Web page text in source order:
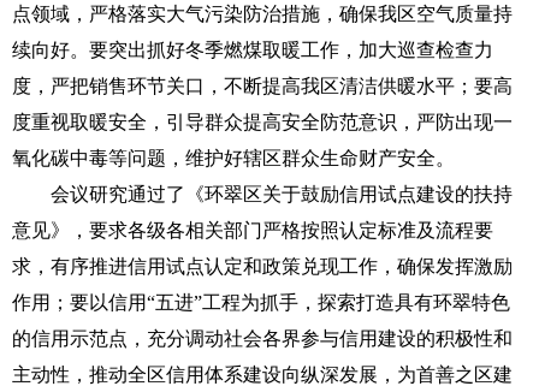
点领域，严格落实大气污染防治措施，确保我区空气质量持
续向好。要突出抓好冬季燃煤取暖工作，加大巡查检查力
度，严把销售环节关口，不断提高我区清洁供暖水平；要高
度重视取暖安全，引导群众提高安全防范意识，严防出现一
氧化碳中毒等问题，维护好辖区群众生命财产安全。
会议研究通过了《环翠区关于鼓励信用试点建设的扶持
意见》，要求各级各相关部门严格按照认定标准及流程要
求，有序推进信用试点认定和政策兑现工作，确保发挥激励
作用；要以信用“五进”工程为抓手，探索打造具有环翠特色
的信用示范点，充分调动社会各界参与信用建设的积极性和
主动性，推动全区信用体系建设向纵深发展，为首善之区建